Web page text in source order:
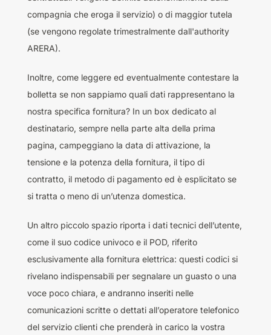
compagnia che eroga il servizio) o di maggior tutela
(se vengono regolate trimestralmente dall'authority
ARERA).
Inoltre, come leggere ed eventualmente contestare la
bolletta se non sappiamo quali dati rappresentano la
nostra specifica fornitura? In un box dedicato al
destinatario, sempre nella parte alta della prima
pagina, campeggiano la data di attivazione, la
tensione e la potenza della fornitura, il tipo di
contratto, il metodo di pagamento ed è esplicitato se
si tratta o meno di un’utenza domestica.
Un altro piccolo spazio riporta i dati tecnici dell’utente,
come il suo codice univoco e il POD, riferito
esclusivamente alla fornitura elettrica: questi codici si
rivelano indispensabili per segnalare un guasto o una
voce poco chiara, e andranno inseriti nelle
comunicazioni scritte o dettati all’operatore telefonico
del servizio clienti che prenderà in carico la vostra